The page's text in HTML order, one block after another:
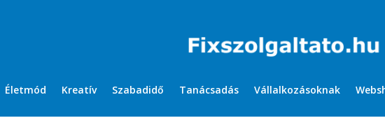
Életmód Kreatív Szabadidő Tanácsadás Vállalkozásoknak